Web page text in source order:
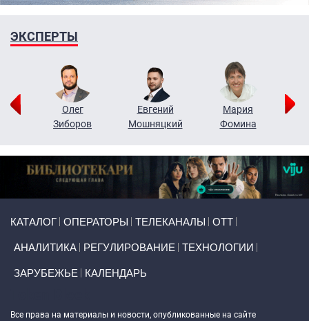
ЭКСПЕРТЫ
Олег
Зиборов
Евгений
Мошняцкий
Мария
Фомина
КАТАЛОГ ОПЕРАТОРЫ ТЕЛЕКАНАЛЫ ОТТ
АНАЛИТИКА РЕГУЛИРОВАНИЕ ТЕХНОЛОГИИ
ЗАРУБЕЖЬЕ КАЛЕНДАРЬ
Все права на материалы и новости, опубликованные на сайте